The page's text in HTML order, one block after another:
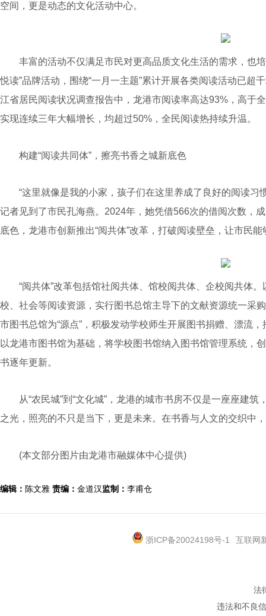
空间，更是动态的文化活动中心。
丰富的活动不仅满足市民对更高品质文化生活的需求，也培
悦读”品牌活动，围绕“一月一主题”累计开展各类阅读活动已超
江省居民阅读状况调查报告中，龙港市阅读率高达93%，高于
实现连续三年大幅增长，均超过50%，全民阅读热持续升温。
构建“阅读共同体”，擦亮书香之城新底色
“这里就像是我的小家，孩子们在这里养成了良好的阅读习
记者见到了市民孔海燕。2024年，她凭借566次的借阅次数，
底色，龙港市创新推出“阅共体”改革，打破阅读壁垒，让市民
“阅共体”改革包括馆社阅共体、馆校阅共体、企校阅共体。
校、社会等阅读资源，实行图书总馆主导下的文献资源统一采
市图书总馆为“源点”，积极发动学校师生开展图书捐赠、漂流
以龙港市图书馆为基础，将学校图书馆纳入图书馆管理系统，
书逐年更新。
从“农民城”到“文化城”，龙港的城市书房不仅是一座座建筑
之光，照亮的不只是当下，更是未来。在书香与人文的交织中
(本文部分图片由龙港市融媒体中心提供)
编辑： 陈文雅 责编： 金道汉监制： 李甫仓
浙ICP备20024198号-1 互联网
法
违法和不良